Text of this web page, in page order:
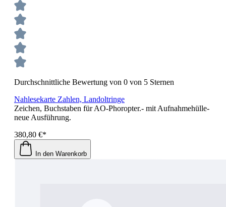
Durchschnittliche Bewertung von 0 von 5 Sternen
Nahlesekarte Zahlen, Landoltringe
Zeichen, Buchstaben für AO-Phoropter.- mit Aufnahmehülle-
neue Ausführung.
380,80 €*
In den Warenkorb